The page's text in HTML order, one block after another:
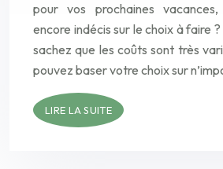
pour vos prochaines
encore indécis sur le choix à faire
sachez que les coûts sont très
pouvez baser votre choix sur
LIRE LA SUITE